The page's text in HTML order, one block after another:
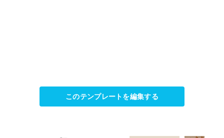
このテンプレートを編集する